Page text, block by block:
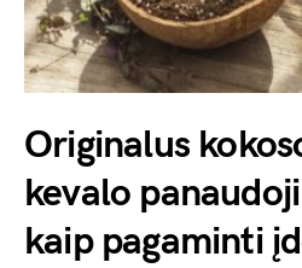
Originalus
kevalo
kaip pagaminti